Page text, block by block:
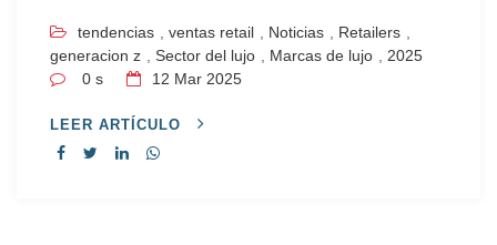
tendencias ventas retail Noticias Retailers
generacion z
Sector del lujo Marcas de lujo
2025
0 s
12 Mar 2025
LEER ARTÍCULO